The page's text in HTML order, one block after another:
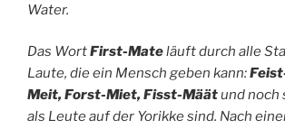
Water.
Das WortFirst-Mateläuft durch alle
Laute, die ein Mensch geben kann:
Meit, Forst-Miet, Fisst-Määtund noch
als Leute auf der Yorikke sind. Nach